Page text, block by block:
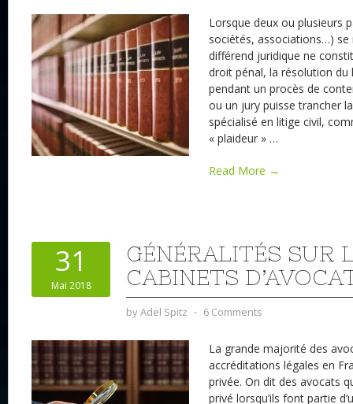
Lorsque deux ou plusieurs
sociétés, associations…)
différend juridique ne
droit pénal, la résolution du
pendant un procès de
ou un jury puisse trancher
spécialisé en litige civil,
« plaideur » …
Read More →
31
Mai 2018
GÉNÉRALITÉS SUR
CABINETS
byAdel Spitz ⋅ 6 Comments
La grande majorité des
accréditations légales en
privée. On dit des avocats
privé lorsqu’ils font partie